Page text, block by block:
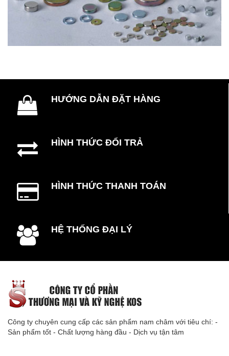
HƯỚNG DẪN ĐẶT HÀNG
HÌNH THỨC ĐỔI TRẢ
HÌNH THỨC THANH TOÁN
HỆ THỐNG ĐẠI LÝ
Công ty chuyên cung cấp các sản phẩm nam châm với tiêu chí: -
Sản phẩm tốt - Chất lượng hàng đầu - Dịch vụ tận tâm